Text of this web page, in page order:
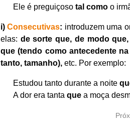
Ele é preguiçoso tal como o
i)Consecutivas: introduzem uma
elas: de sorte que, de modo
que (tendo como antecedente
tanto, tamanho), etc. Por exemplo:
Estudou tanto durante a noite
A dor era tanta que a moça